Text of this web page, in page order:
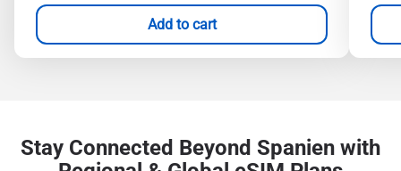
Add to cart
Stay Connected Beyond Spanien with